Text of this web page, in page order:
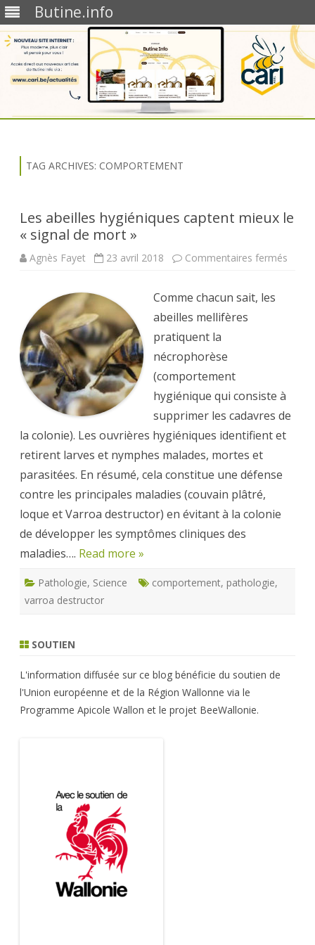
Butine.info
TAG ARCHIVES: COMPORTEMENT
Les abeilles hygiéniques captent mieux le
« signal de mort »
Agnès Fayet 23 avril 2018 Commentaires fermés
Comme chacun sait, les
abeilles mellifères
pratiquent la
nécrophorèse
(comportement
hygiénique qui consiste à
supprimer les cadavres de
la colonie). Les ouvrières hygiéniques identifient et
retirent larves et nymphes malades, mortes et
parasitées. En résumé, cela constitue une défense
contre les principales maladies (couvain plâtré,
loque et Varroa destructor) en évitant à la colonie
de développer les symptômes cliniques des
maladies…. Read more »
Pathologie, Science comportement, pathologie,
varroa destructor
SOUTIEN
L'information diffusée sur ce blog bénéficie du soutien de
l'Union européenne et de la Région Wallonne via le
Programme Apicole Wallon et le projet BeeWallonie.